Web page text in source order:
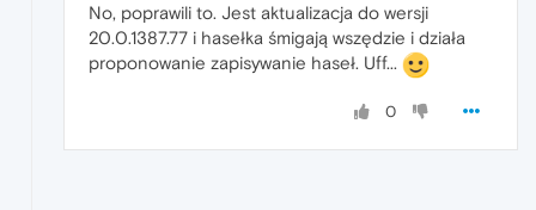
No, poprawili to. Jest aktualizacja do wersji
20.0.1387.77 i hasełka śmigają wszędzie i działa
proponowanie zapisywanie haseł. Uff...
0